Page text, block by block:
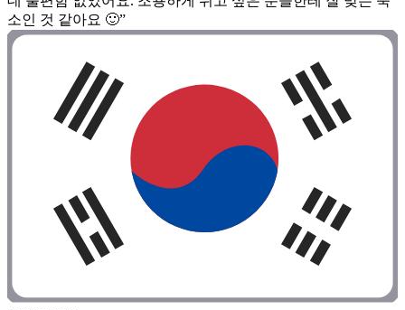
소인 것 같아요 🙂”